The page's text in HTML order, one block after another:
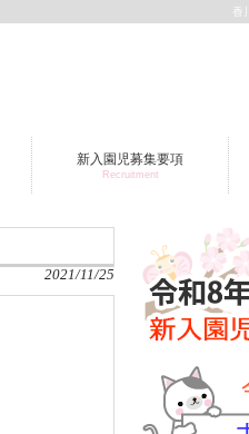
香
新入園児募集要項
Recruitment
2021/11/25